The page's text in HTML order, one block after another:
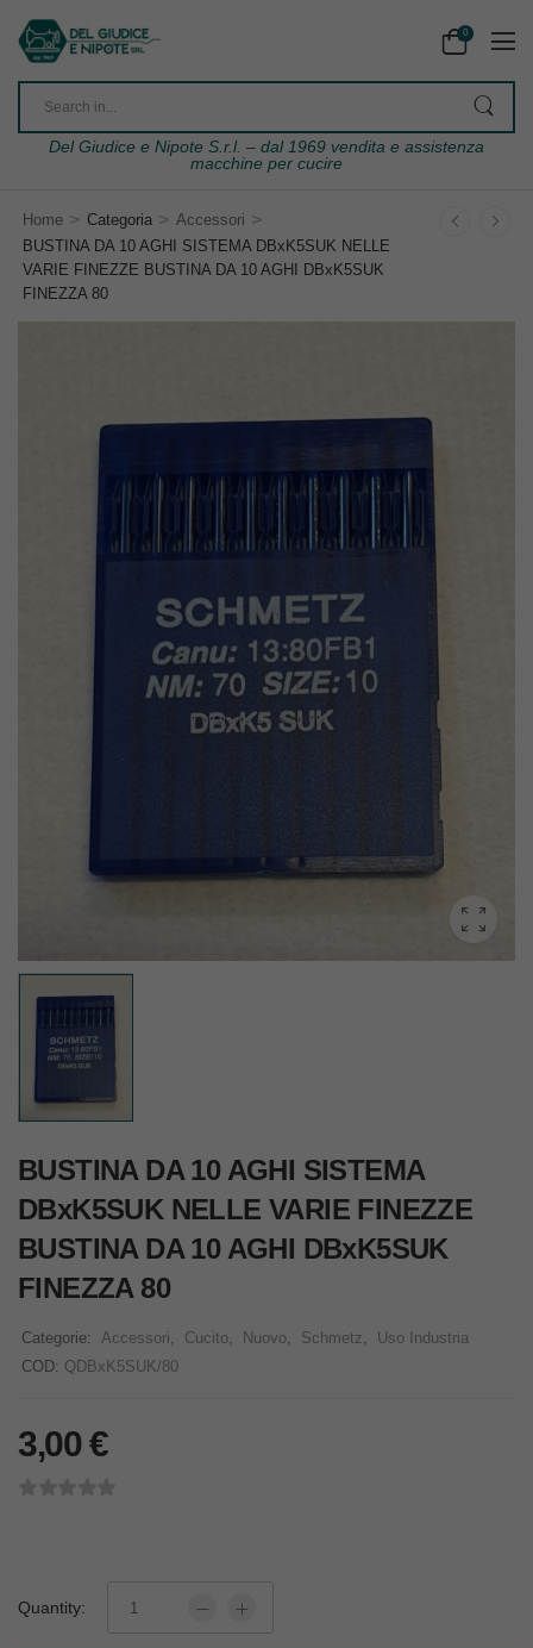
0
Del Giudice e Nipote S.r.l. – dal 1969 vendita e assistenza
macchine per cucire
Home > Categoria > Accessori >
BUSTINA DA 10 AGHI SISTEMA DBxK5SUK NELLE
VARIE FINEZZE BUSTINA DA 10 AGHI DBxK5SUK
FINEZZA 80
BUSTINA DA 10 AGHI SISTEMA
DBxK5SUK NELLE VARIE FINEZZE
BUSTINA DA 10 AGHI DBxK5SUK
FINEZZA 80
Categorie: Accessori, Cucito, Nuovo, Schmetz,
Uso Industria
COD: QDBxK5SUK/80
3,00€
Quantity: